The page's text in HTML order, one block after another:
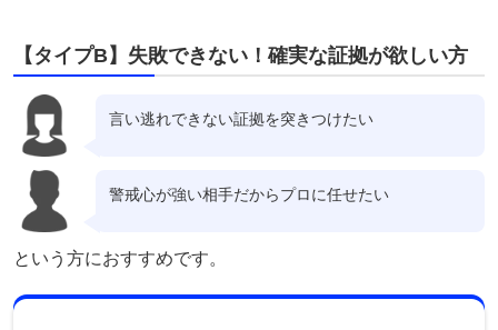
【タイプB】失敗できない！確実な証拠が欲しい方
言い逃れできない証拠を突きつけたい
警戒心が強い相手だからプロに任せたい
という方におすすめです。